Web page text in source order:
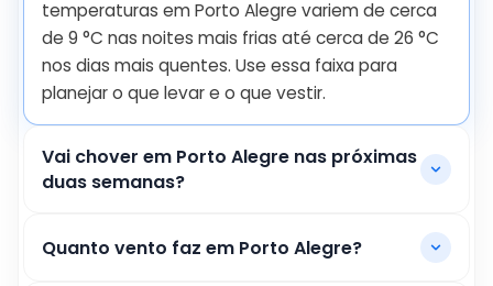
temperaturas em Porto Alegre variem de cerca
de 9 °C nas noites mais frias até cerca de 26 °C
nos dias mais quentes. Use essa faixa para
planejar o que levar e o que vestir.
Vai chover em Porto Alegre nas próximas
duas semanas?
Quanto vento faz em Porto Alegre?